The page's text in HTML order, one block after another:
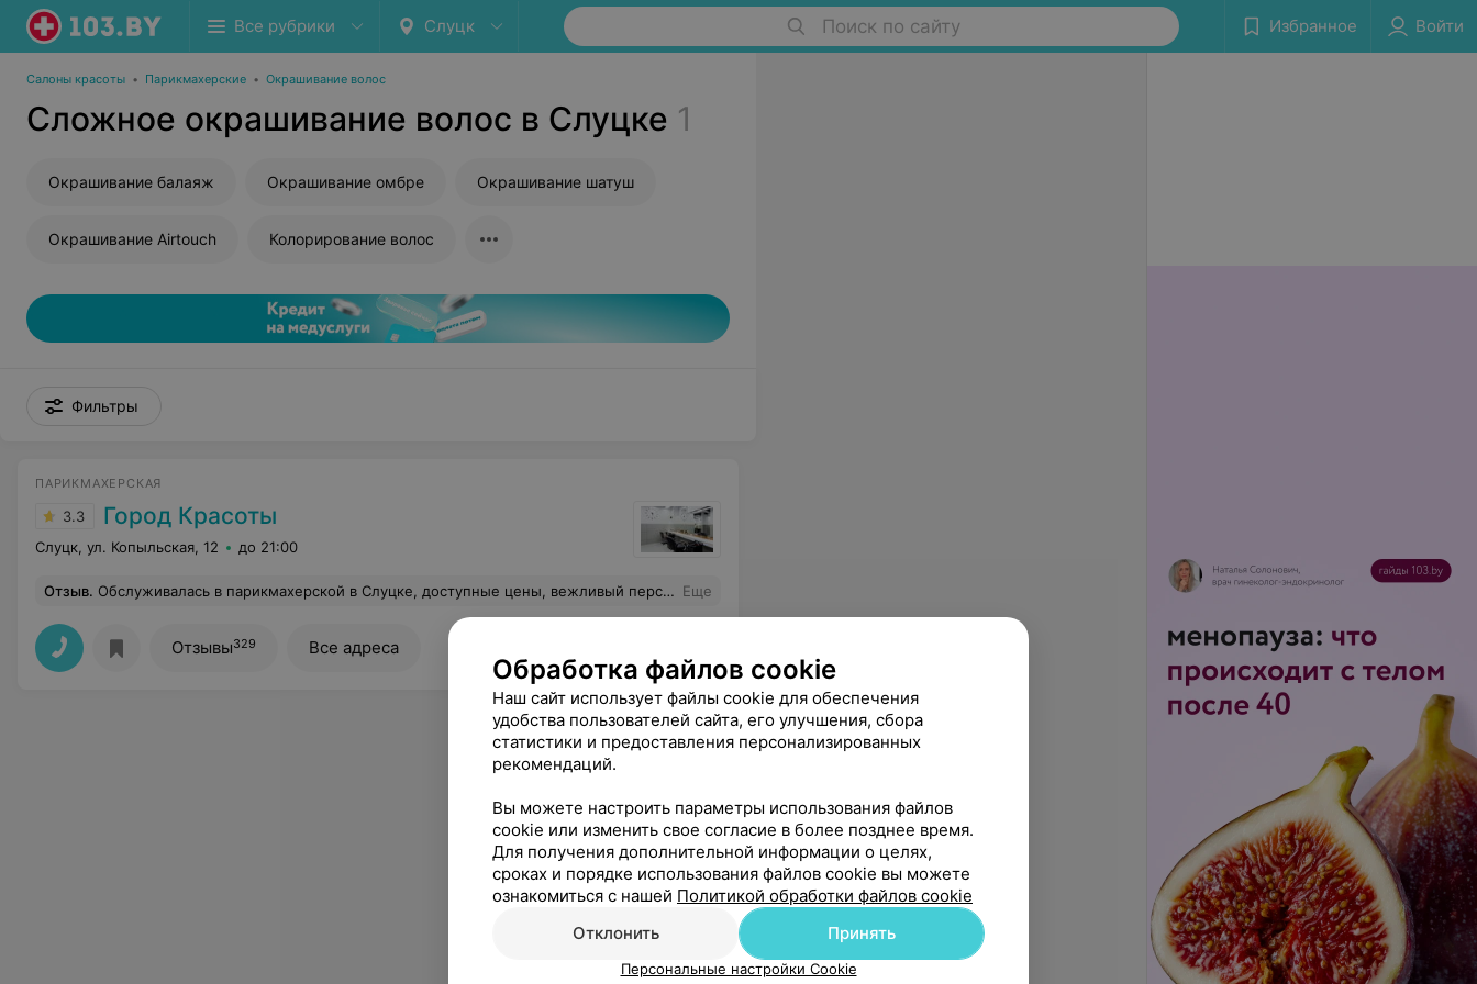
Все рубрики Слуцк Поиск по сайту Избранное Войти
Салоны красоты • Парикмахерские • Окрашивание волос
Сложное окрашивание волос в Слуцке 1
Окрашивание балаяж Окрашивание омбре Окрашивание шатуш
Окрашивание Airtouch Колорирование волос
Фильтры
ПАРИКМАХЕРСКАЯ
3.3 Город Красоты
Слуцк, ул. Копыльская, 12 до 21:00
Отзыв. Обслуживалась в парикмахерской в Слуцке, доступные цены, вежливый персонал, уютная обстановка, качеством работы довольна. Рекомендую! Еще
Отзывы329 Все адреса
Обработка файлов cookie
Наш сайт использует файлы cookie для обеспечения
удобства пользователей сайта, его улучшения, сбора
статистики и предоставления персонализированных
рекомендаций.
Вы можете настроить параметры использования файлов
cookie или изменить свое согласие в более позднее время.
Для получения дополнительной информации о целях,
сроках и порядке использования файлов cookie вы можете
ознакомиться с нашей Политикой обработки файлов cookie
Отклонить
Принять
Персональные настройки Cookie